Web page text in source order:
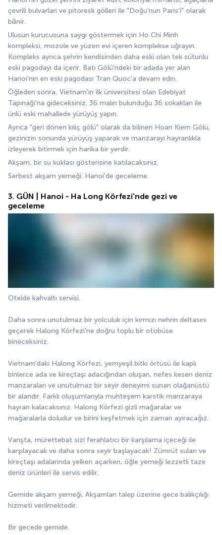
çevrili bulvarları ve pitoresk gölleri ile "Doğu'nun Paris'i" olarak
bilinir.
Ulusun kurucusuna saygı göstermek için Ho Chi Minh
kompleksi, mozole ve yüzen evi içeren komplekse uğrayın.
Kompleks ayrıca şehrin kendisinden daha eski olan tek sütunlu
eski pagodayı da içerir. Batı Gölü'ndeki bir adada yer alan
Hanoi'nin en eski pagodası Tran Quoc'a devam edin.
Öğleden sonra, Vietnam'ın ilk üniversitesi olan Edebiyat
Tapınağı'na gideceksiniz. 36 malın bulunduğu 36 sokakları ile
ünlü eski mahallede yürüyüş yapın.
Ayrıca "geri dönen kılıç gölü" olarak da bilinen Hoan Kiem Gölü,
gezinizin sonunda yürüyüş yaparak ve manzarayı hayranlıkla
izleyerek bitirmek için harika bir yerdir.
Akşam, bir su kuklası gösterisine katılacaksınız.
Serbest akşam yemeği. Hanoi'de geceleme.
3. GÜN | Hanoi - Ha Long Körfezi'nde gezi ve
geceleme
Otelde kahvaltı servisi.
Daha sonra unutulmaz bir yolculuk için kırmızı nehrin deltasını
geçerek Halong Körfezi'ne doğru toplu bir otobüse
bineceksiniz.
Vietnam'daki Halong Körfezi, yemyeşil bitki örtüsü ile kaplı
binlerce ada ve kireçtaşı adacığından oluşan, nefes kesen deniz
manzaraları ve unutulmaz bir seyir deneyimi sunan olağanüstü
bir alandır. Farklı oluşumlarıyla muhteşem karstik manzaraya
hayran kalacaksınız. Halong Körfezi gizli mağaralar ve
mağaralarla doludur ve birini keşfetmek için zaman ayıracağız.
Varışta, mürettebat sizi ferahlatıcı bir karşılama içeceği ile
karşılayacak ve daha sonra seyir başlayacak! Zümrüt suları ve
kireçtaşı adalarında yelken açarken, öğle yemeği lezzetli taze
deniz ürünleri ile servis edilir.
Gemide akşam yemeği. Akşamları talep üzerine gece balıkçılığı
hizmeti verilmektedir.
Bir gecede gemide.